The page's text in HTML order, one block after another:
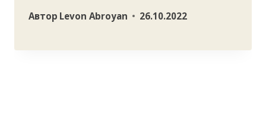
Автор Levon Abroyan 26.10.2022